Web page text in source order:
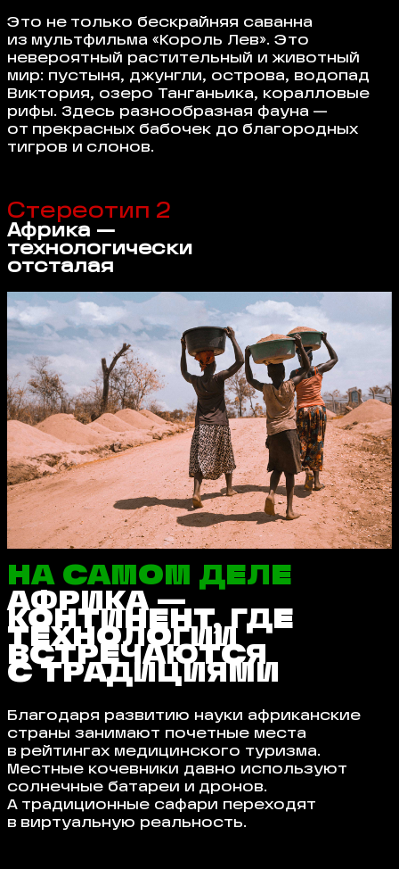
Это не только бескрайняя саванна
из мультфильма «Король Лев». Это
невероятный растительный и животный
мир: пустыня, джунгли, острова, водопад
Виктория, озеро Танганьика, коралловые
рифы. Здесь разнообразная фауна —
от прекрасных бабочек до благородных
тигров и слонов.
Стереотип 2
Африка —
технологически
отсталая
НА САМОМ ДЕЛЕ
АФРИКА —
КОНТИНЕНТ, ГДЕ
ТЕХНОЛОГИИ
ВСТРЕЧАЮТСЯ
С ТРАДИЦИЯМИ
Благодаря развитию науки африканские
страны занимают почетные места
в рейтингах медицинского туризма.
Местные кочевники давно используют
солнечные батареи и дронов.
А традиционные сафари переходят
в виртуальную реальность.